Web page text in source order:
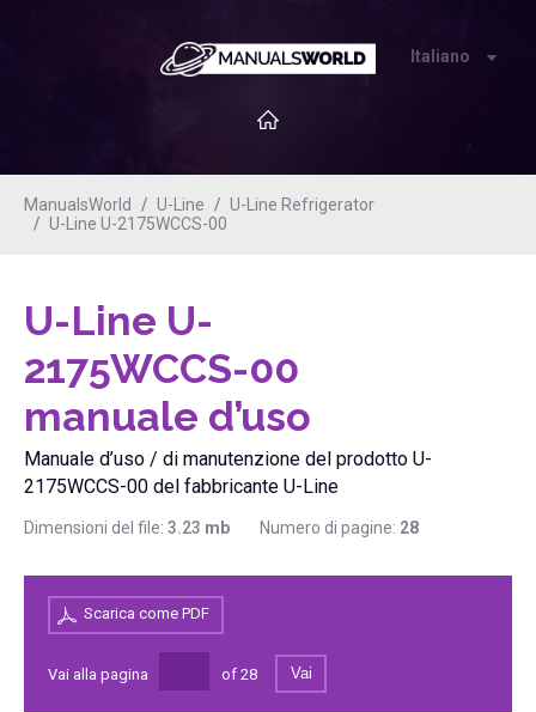
Italiano
ManualsWorld U-Line
U-Line Refrigerator
U-Line U-2175WCCS-00
U-Line U-
2175WCCS-00
manuale d’uso
Manuale d’uso / di manutenzione del prodotto U-
2175WCCS-00 del fabbricante U-Line
Dimensioni del file: 3.23 mb Numero di pagine: 28
Scarica come PDF
Vai alla pagina of 28 Vai